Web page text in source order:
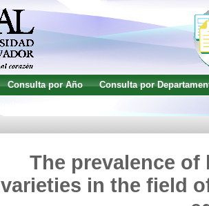
Consulta por Año
Consulta por
The prevalence
varieties in the field